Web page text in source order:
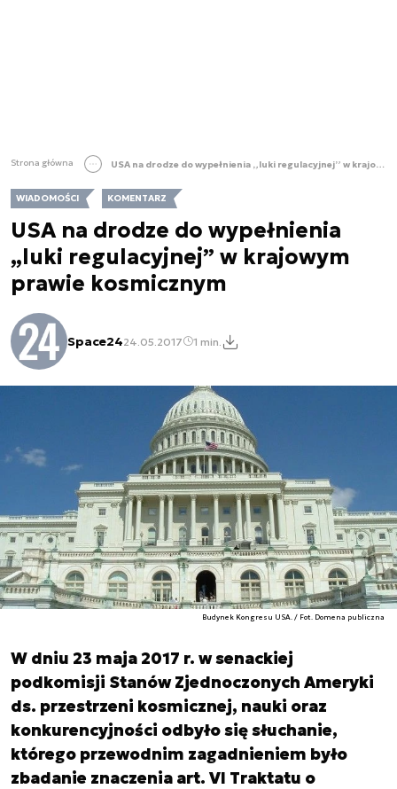
Strona główna USA na drodze do wypełnienia „luki regulacyjnej” w krajowym prawie kosmicznym
WIADOMOŚCI KOMENTARZ
USA na drodze do wypełnienia
„luki regulacyjnej” w krajowym
prawie kosmicznym
Space2424.05.2017 1 min.
Budynek Kongresu USA. / Fot. Domena publiczna
W dniu 23 maja 2017 r. w senackiej
podkomisji Stanów Zjednoczonych Ameryki
ds. przestrzeni kosmicznej, nauki oraz
konkurencyjności odbyło się słuchanie,
którego przewodnim zagadnieniem było
zbadanie znaczenia art. VI Traktatu o